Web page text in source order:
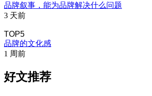
品牌叙事，能为品牌解决什么问题
3 天前
TOP5
品牌的文化感
1 周前
好文推荐